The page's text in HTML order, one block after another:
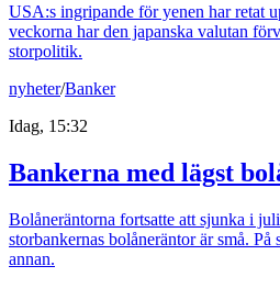
USA:s ingripande för yenen har retat
veckorna har den japanska valutan
storpolitik.
nyheter/Banker
Idag, 15:32
Bankerna med lägst
Bolåneräntorna fortsatte att sjunka i
storbankernas bolåneräntor är små.
annan.